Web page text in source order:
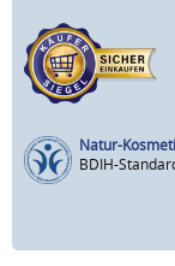
Natur-
BDIH-